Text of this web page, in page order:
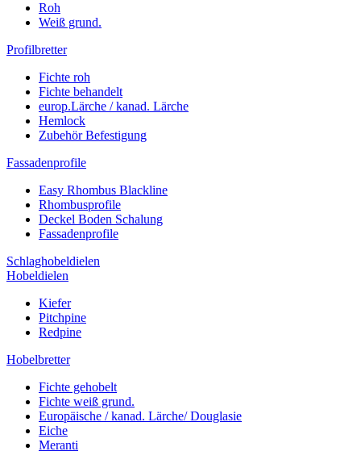
Roh
Weiß grund.
Profilbretter
Fichte roh
Fichte behandelt
europ.Lärche / kanad. Lärche
Hemlock
Zubehör Befestigung
Fassadenprofile
Easy Rhombus Blackline
Rhombusprofile
Deckel Boden Schalung
Fassadenprofile
Schlaghobeldielen
Hobeldielen
Kiefer
Pitchpine
Redpine
Hobelbretter
Fichte gehobelt
Fichte weiß grund.
Europäische / kanad. Lärche/ Douglasie
Eiche
Meranti